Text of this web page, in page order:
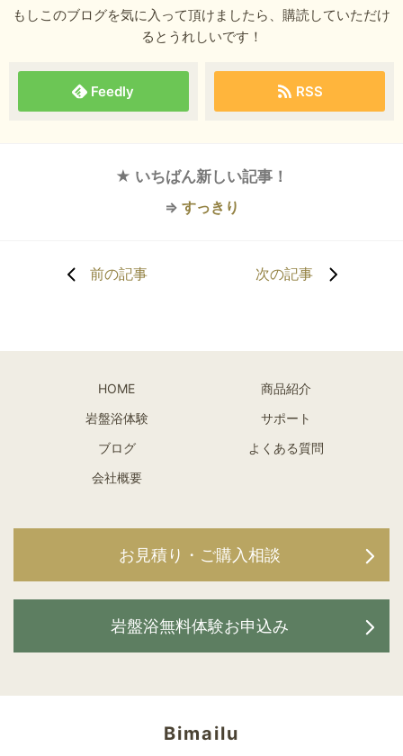
もしこのブログを気に入って頂けましたら、購読していただけ
るとうれしいです！
Feedly RSS
★ いちばん新しい記事！
⇒ すっきり
前の記事 次の記事
HOME
商品紹介
岩盤浴体験
サポート
ブログ
よくある質問
会社概要
お見積り・ご購入相談
岩盤浴無料体験お申込み
Bimailu